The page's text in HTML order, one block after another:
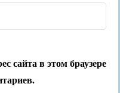
сайта в этом браузере